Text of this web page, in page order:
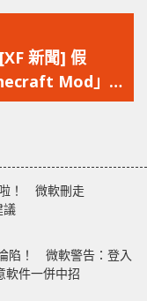
一
篇
文
[XF 新聞] 假
Mod」真
WeedHack 惡
！ 微軟刪走
議
陷！ 微軟警告：登入
軟件一併中招